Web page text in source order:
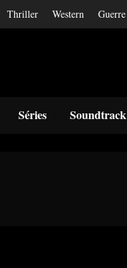
Thriller Western Guerre
Séries Soundtrack